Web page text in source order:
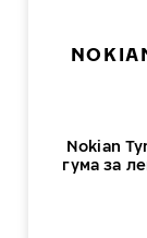
Nokian
гума за